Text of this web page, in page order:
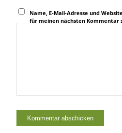
Name, E-Mail-Adresse und
für meinen nächsten Kommentar